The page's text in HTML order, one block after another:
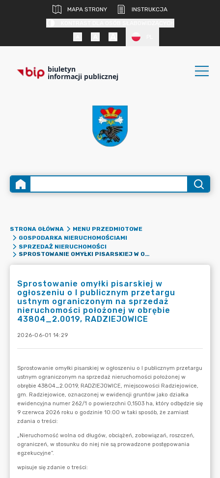
MAPA STRONY
INSTRUKCJA
biuletyn
informacji publicznej
STRONA GŁÓWNA
MENU PRZEDMIOTOWE
GOSPODARKA NIERUCHOMOŚCIAMI
SPRZEDAŻ NIERUCHOMOŚCI
SPROSTOWANIE OMYŁKI PISARSKIEJ W OGŁOSZENIU O I PUBLICZNYM PRZETARGU USTNYM OGRANICZONYM NA SPRZEDAŻ NIERUCHOMOŚCI POŁOŻONEJ W OBRĘBIE 43804_2.0019, RADZIEJOWICE
Sprostowanie omyłki pisarskiej w
ogłoszeniu o I publicznym przetargu
ustnym ograniczonym na sprzedaż
nieruchomości położonej w obrębie
43804_2.0019, RADZIEJOWICE
2026-06-01 14:29